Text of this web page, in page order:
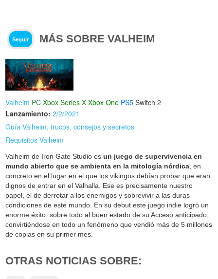
Seguir MÁS SOBRE VALHEIM
Valheim PC Xbox Series X Xbox One PS5 Switch 2
Lanzamiento: 2/2/2021
Guía Valheim, trucos, consejos y secretos
Requisitos Valheim
Valheim de Iron Gate Studio esun juego de supervivencia en
mundo abierto que se ambienta en la mitología nórdica , en
concreto en el lugar en el que los vikingos debían probar que eran
dignos de entrar en el Valhalla. Ese es precisamente nuestro
papel, el de derrotar a los enemigos y sobrevivir a las duras
condiciones de este mundo. En su debut este juego indie logró un
enorme éxito, sobre todo al buen estado de su Acceso anticipado,
convirtiéndose en todo un fenómeno que vendió más de 5 millones
de copias en su primer mes.
OTRAS NOTICIAS SOBRE: